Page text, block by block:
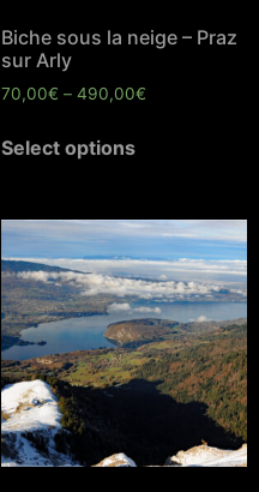
Biche sous la neige – Praz
sur Arly
70,00€ – 490,00€
Select options